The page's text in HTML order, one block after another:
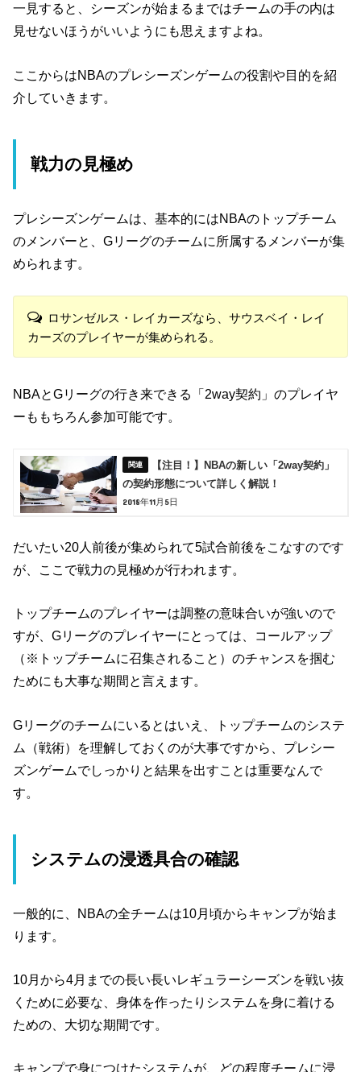
一見すると、シーズンが始まるまではチームの手の内は
見せないほうがいいようにも思えますよね。
ここからはNBAのプレシーズンゲームの役割や目的を紹
介していきます。
戦力の見極め
プレシーズンゲームは、基本的にはNBAのトップチーム
のメンバーと、Gリーグのチームに所属するメンバーが集
められます。
ロサンゼルス・レイカーズなら、サウスベイ・レイ
カーズのプレイヤーが集められる。
NBAとGリーグの行き来できる「2way契約」のプレイヤ
ーももちろん参加可能です。
【注目！】NBAの新しい「2way契約」
の契約形態について詳しく解説！
2018年11月5日
だいたい20人前後が集められて5試合前後をこなすのです
が、ここで戦力の見極めが行われます。
トップチームのプレイヤーは調整の意味合いが強いので
すが、Gリーグのプレイヤーにとっては、コールアップ
（※トップチームに召集されること）のチャンスを掴む
ためにも大事な期間と言えます。
Gリーグのチームにいるとはいえ、トップチームのシステ
ム（戦術）を理解しておくのが大事ですから、プレシー
ズンゲームでしっかりと結果を出すことは重要なんで
す。
システムの浸透具合の確認
一般的に、NBAの全チームは10月頃からキャンプが始ま
ります。
10月から4月までの長い長いレギュラーシーズンを戦い抜
くために必要な、身体を作ったりシステムを身に着ける
ための、大切な期間です。
キャンプで身につけたシステムが、どの程度チームに浸